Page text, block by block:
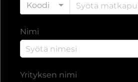
Koodi
Nimi
Yrityksen nimi